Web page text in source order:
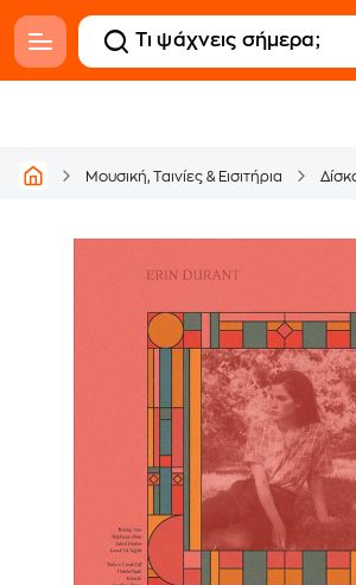
Μουσική, Ταινίες & Εισιτήρια